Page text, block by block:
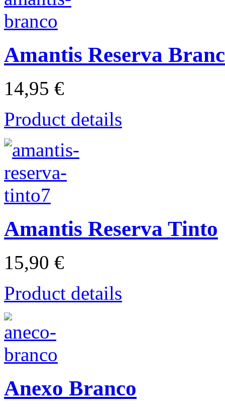
Amantis Reserva
14,95 €
Product details
Amantis Reserva Tinto
15,90 €
Product details
Anexo Branco